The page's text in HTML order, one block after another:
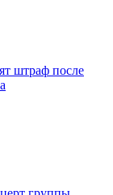
штраф после